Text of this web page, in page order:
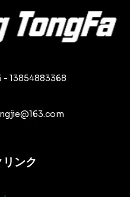
- 13854883368
ンク